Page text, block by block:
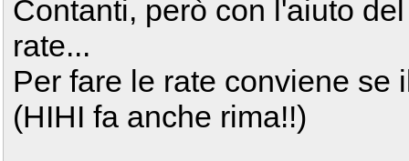
Contanti, però con l'aiuto
rate...
Per fare le rate conviene se
(HIHI fa anche rima!!)